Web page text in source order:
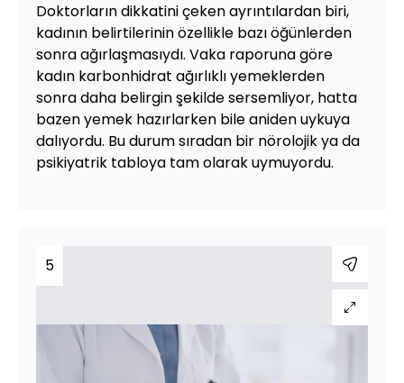
Doktorların dikkatini çeken ayrıntılardan biri,
kadının belirtilerinin özellikle bazı öğünlerden
sonra ağırlaşmasıydı. Vaka raporuna göre
kadın karbonhidrat ağırlıklı yemeklerden
sonra daha belirgin şekilde sersemliyor, hatta
bazen yemek hazırlarken bile aniden uykuya
dalıyordu. Bu durum sıradan bir nörolojik ya da
psikiyatrik tabloya tam olarak uymuyordu.
5